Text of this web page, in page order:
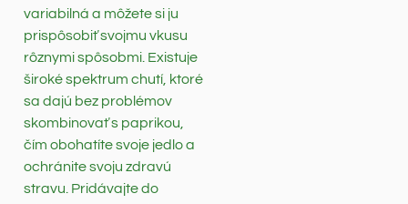
variabilná a môžete si ju
prispôsobiť svojmu vkusu
rôznymi spôsobmi. Existuje
široké spektrum chutí, ktoré
sa dajú bez problémov
skombinovať s paprikou,
čím obohatíte svoje jedlo a
ochránite svoju zdravú
stravu. Pridávajte do